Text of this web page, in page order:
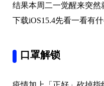
结果本周二一觉醒来突
下载iOS15.4先看一看有什
口罩解锁